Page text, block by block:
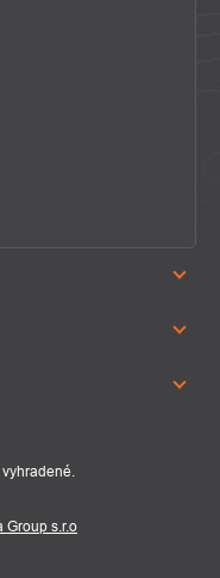
Group s.r.o
vyhradené.